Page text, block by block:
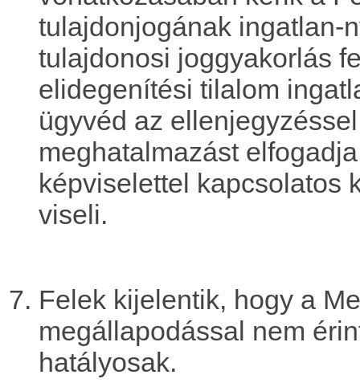
tulajdonjogának ingatlan-
tulajdonosi joggyakorlás
elidegenítési tilalom
ügyvéd az
meghatalmazást
képviselettel kapcsolatos
viseli.
Felek kijelentik, hogy a
megállapodással nem
hatályosak.